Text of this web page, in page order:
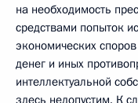
на необходимость
средствами попыток
экономических
денег и иных
интеллектуальной
здесь недопустим. К